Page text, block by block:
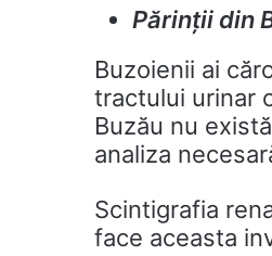
Părinții din
Buzoienii ai
tractului urinar
Buzău nu
analiza
Scintigrafia
face aceasta